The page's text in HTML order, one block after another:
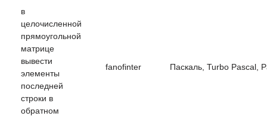
в
целочисленной
прямоугольной
матрице
вывести
элементы
последней
строки в
обратном
fanofinter Паскаль, Turbo Pascal,